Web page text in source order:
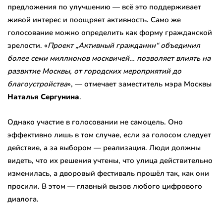
предложения по улучшению — всё это поддерживает
живой интерес и поощряет активность. Само же
голосование можно определить как форму гражданской
зрелости. «Проект „Активный гражданин“ объединил
более семи миллионов москвичей… позволяет влиять на
развитие Москвы, от городских мероприятий до
благоустройства», — отмечает заместитель мэра Москвы
Наталья Сергунина.
Однако участие в голосовании не самоцель. Оно
эффективно лишь в том случае, если за голосом следует
действие, а за выбором — реализация. Люди должны
видеть, что их решения учтены, что улица действительно
изменилась, а дворовый фестиваль прошёл так, как они
просили. В этом — главный вызов любого цифрового
диалога.